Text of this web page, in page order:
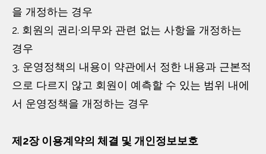
을 개정하는 경우
2. 회원의 권리·의무와 관련 없는 사항을 개정하는
경우
3. 운영정책의 내용이 약관에서 정한 내용과 근본적
으로 다르지 않고 회원이 예측할 수 있는 범위 내에
서 운영정책을 개정하는 경우
제2장 이용계약의 체결 및 개인정보보호